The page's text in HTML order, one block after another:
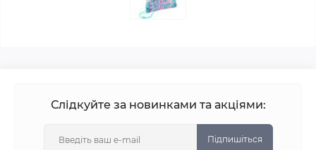
Слідкуйте за новинками та акціями:
Підпишіться